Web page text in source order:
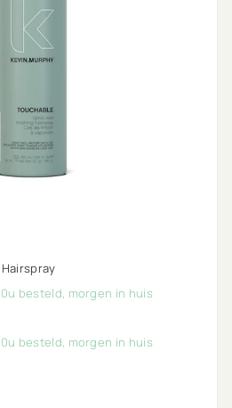
besteld, morgen in huis
besteld, morgen in huis